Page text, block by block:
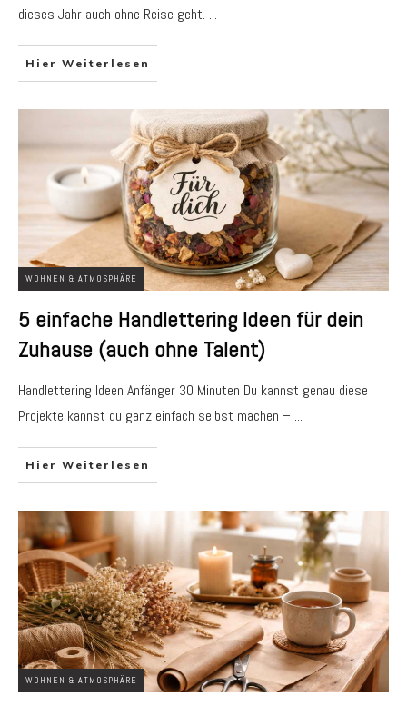
dieses Jahr auch ohne Reise geht. ...
Hier Weiterlesen
WOHNEN & ATMOSPHÄRE
5 einfache Handlettering Ideen für dein
Zuhause (auch ohne Talent)
Handlettering Ideen Anfänger 30 Minuten Du kannst genau diese
Projekte kannst du ganz einfach selbst machen – ...
Hier Weiterlesen
WOHNEN & ATMOSPHÄRE